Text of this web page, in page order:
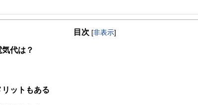
目次 [非表示]
代は？
ットもある